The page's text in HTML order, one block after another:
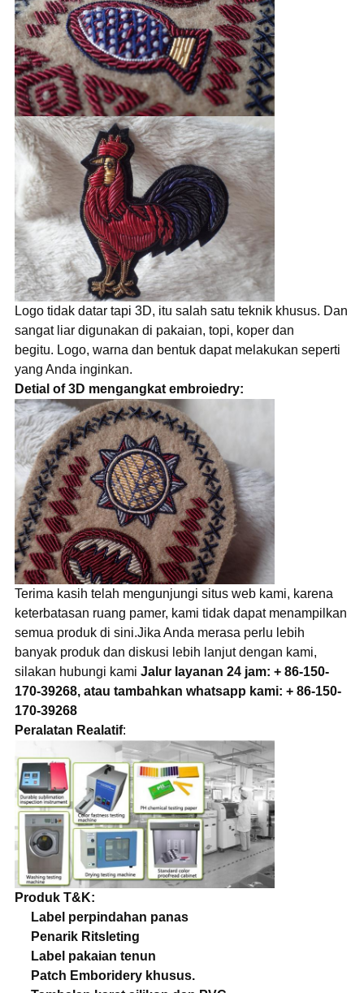
Logo tidak datar tapi 3D, itu salah satu teknik khusus. Dan
sangat liar digunakan di pakaian, topi, koper dan
begitu. Logo, warna dan bentuk dapat melakukan seperti
yang Anda inginkan.
Detial of 3D mengangkat embroiedry:
Terima kasih telah mengunjungi situs web kami, karena
keterbatasan ruang pamer, kami tidak dapat menampilkan
semua produk di sini.Jika Anda merasa perlu lebih
banyak produk dan diskusi lebih lanjut dengan kami,
silakan hubungi kami Jalur layanan 24 jam: + 86-150-
170-39268, atau tambahkan whatsapp kami: + 86-150-
170-39268
Peralatan Realatif:
Produk T&K:
Label perpindahan panas
Penarik Ritsleting
Label pakaian tenun
Patch Emboridery khusus.